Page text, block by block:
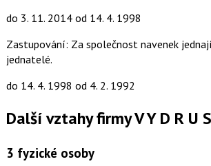
do 3. 11. 2014od 14. 4. 1998
Zastupování: Za společnost navenek
jednatelé.
do 14. 4. 1998 od 4. 2. 1992
Další vztahy firmy V Y D R U
3 fyzické osoby